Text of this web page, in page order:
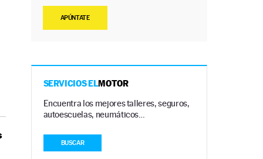
APÚNTATE
SERVICIOS ELMOTOR
Encuentra los mejores talleres, seguros,
autoescuelas, neumáticos…
BUSCAR